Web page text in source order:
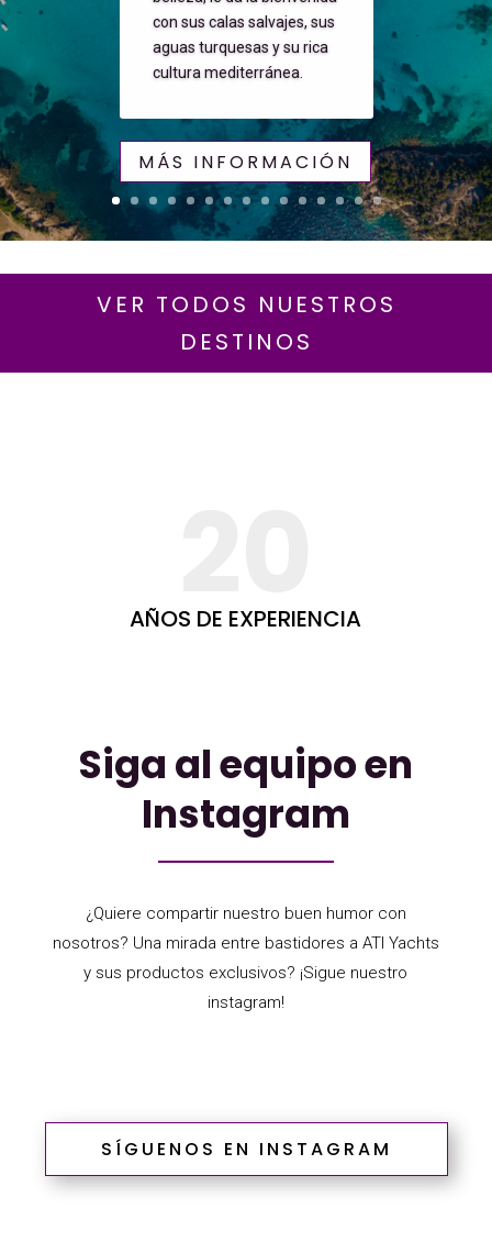
con sus calas salvajes, sus
aguas turquesas y su rica
cultura mediterránea.
MÁS INFORMACIÓN
VER TODOS NUESTROS
DESTINOS
AÑOS DE EXPERIENCIA
Siga al equipo en
Instagram
¿Quiere compartir nuestro buen humor con
nosotros? Una mirada entre bastidores a ATI Yachts
y sus productos exclusivos? ¡Sigue nuestro
instagram!
SÍGUENOS EN INSTAGRAM